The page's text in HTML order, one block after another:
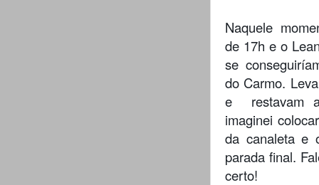
Naquele
de 17h e o
se
do Carmo.
e restavam
imaginei
da canaleta e
parada final.
certo!